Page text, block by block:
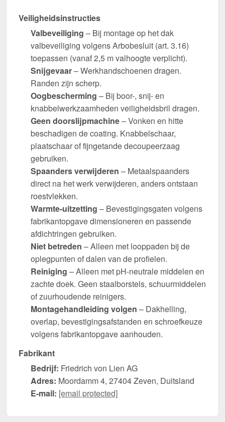
Veiligheidsinstructies
Valbeveiliging – Bij montage op het dak
valbeveiliging volgens Arbobesluit (art. 3.16)
toepassen (vanaf 2,5 m valhoogte verplicht).
Snijgevaar– Werkhandschoenen dragen.
Randen zijn scherp.
Oogbescherming – Bij boor-, snij- en
knabbelwerkzaamheden veiligheidsbril dragen.
Geen doorslijpmachine– Vonken en hitte
beschadigen de coating. Knabbelschaar,
plaatschaar of fijngetande decoupeerzaag
gebruiken.
Spaanders verwijderen – Metaalspaanders
direct na het werk verwijderen, anders ontstaan
roestvlekken.
Warmte-uitzetting – Bevestigingsgaten volgens
fabrikantopgave dimensioneren en passende
afdichtringen gebruiken.
Niet betreden – Alleen met looppaden bij de
oplegpunten of dalen van de profielen.
Reiniging – Alleen met pH-neutrale middelen en
zachte doek. Geen staalborstels, schuurmiddelen
of zuurhoudende reinigers.
Montagehandleiding volgen – Dakhelling,
overlap, bevestigingsafstanden en schroefkeuze
volgens fabrikantopgave aanhouden.
Fabrikant
Bedrijf: Friedrich von Lien AG
Adres: Moordamm 4, 27404 Zeven, Duitsland
E-mail: [email protected]